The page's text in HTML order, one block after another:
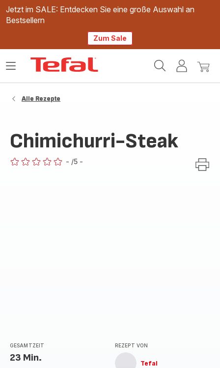
Jetzt im SALE: Entdecken Sie eine große Auswahl an
Bestsellern
Zum Sale
Mein
Mein
Das
Alle Rezepte
Chimichurri-Steak
- /5 -
GESAMTZEIT
23 Min.
REZEPT VON
Tefal